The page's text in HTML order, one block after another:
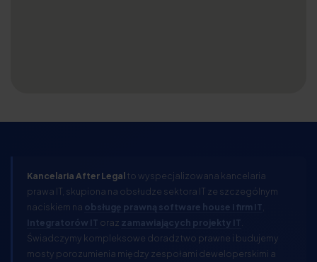
Kancelaria After Legalto wyspecjalizowana kancelaria
prawa IT, skupiona na obsłudze sektora IT ze szczególnym
naciskiem na obsługę prawną software house i firm IT
Integratorów IT oraz zamawiających projekty IT
Świadczymy kompleksowe doradztwo prawne i budujemy
mosty porozumienia między zespołami deweloperskimi a